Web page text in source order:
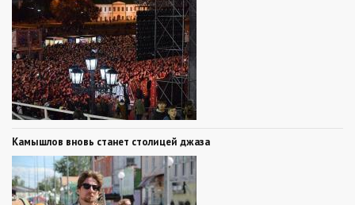
Камышлов вновь станет столицей джаза